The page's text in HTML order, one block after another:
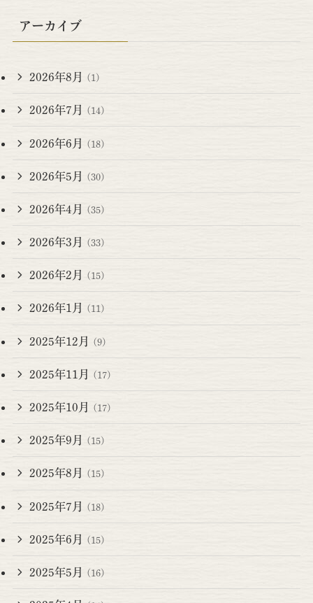
アーカイブ
2026年8月 (1)
2026年7月 (14)
2026年6月 (18)
2026年5月 (30)
2026年4月 (35)
2026年3月 (33)
2026年2月 (15)
2026年1月 (11)
2025年12月 (9)
2025年11月 (17)
2025年10月 (17)
2025年9月 (15)
2025年8月 (15)
2025年7月 (18)
2025年6月 (15)
2025年5月 (16)